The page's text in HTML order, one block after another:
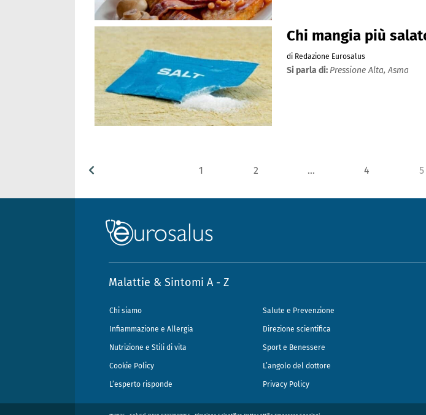
Chi mangia più
di Redazione Eurosalus
Si parla di: Pressione Alta,Asma
1 2 … 4 5
Malattie & Sintomi A - Z
Chi siamo Salute e Prevenzione
Infiammazione e Allergia Direzione scientifica
Nutrizione e Stili di vita Sport e Benessere
Cookie Policy L’angolo del dottore
L’esperto risponde Privacy Policy